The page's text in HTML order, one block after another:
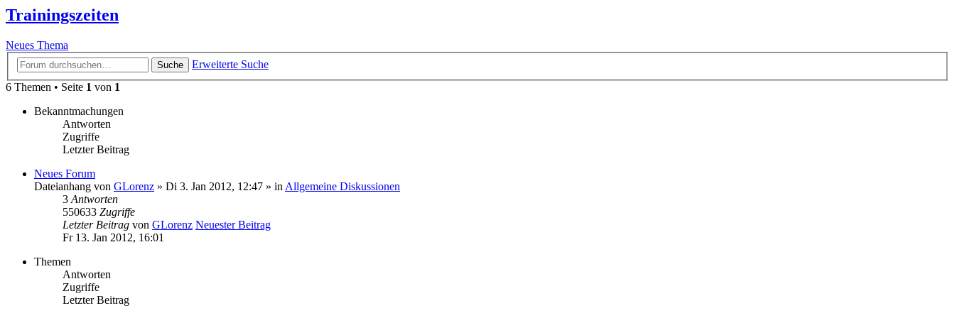
Trainingszeiten
Neues Thema
Suche
Erweiterte Suche
6 Themen • Seite 1 von 1
Bekanntmachungen
Antworten
Zugriffe
Letzter Beitrag
Neues Forum
Dateianhang von GLorenz » Di 3. Jan 2012, 12:47 » in Allgemeine Diskussionen
3 Antworten
550633 Zugriffe
Letzter Beitrag von GLorenz Neuester Beitrag
Fr 13. Jan 2012, 16:01
Themen
Antworten
Zugriffe
Letzter Beitrag